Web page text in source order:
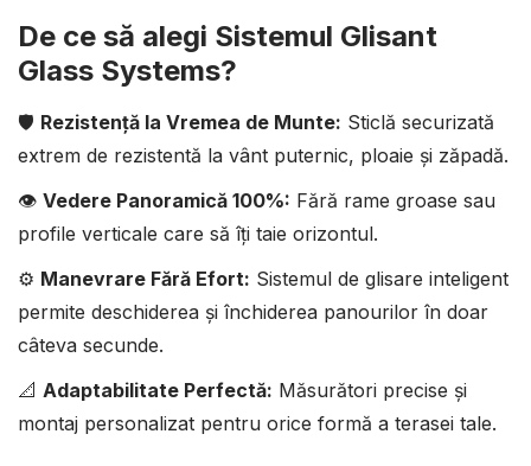
De ce să alegi Sistemul Glisant
Glass Systems?
🛡️ Rezistență la Vremea de Munte: Sticlă securizată
extrem de rezistentă la vânt puternic, ploaie și zăpadă.
👁️ Vedere Panoramică 100%: Fără rame groase sau
profile verticale care să îți taie orizontul.
⚙️ Manevrare Fără Efort: Sistemul de glisare inteligent
permite deschiderea și închiderea panourilor în doar
câteva secunde.
📐 Adaptabilitate Perfectă: Măsurători precise și
montaj personalizat pentru orice formă a terasei tale.